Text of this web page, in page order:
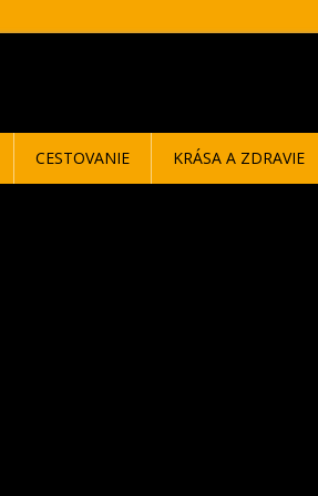
CESTOVANIE KRÁSA A ZDRAVIE